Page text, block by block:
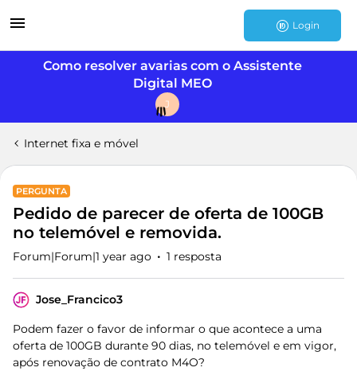
Login
Como resolver avarias com o Assistente
Digital MEO
J
Internet fixa e móvel
PERGUNTA
Pedido de parecer de oferta de 100GB
no telemóvel e removida.
Forum|Forum|1 year ago 1 resposta
Jose_Francico3
Podem fazer o favor de informar o que acontece a uma
oferta de 100GB durante 90 dias, no telemóvel e em vigor,
após renovação de contrato M4O?